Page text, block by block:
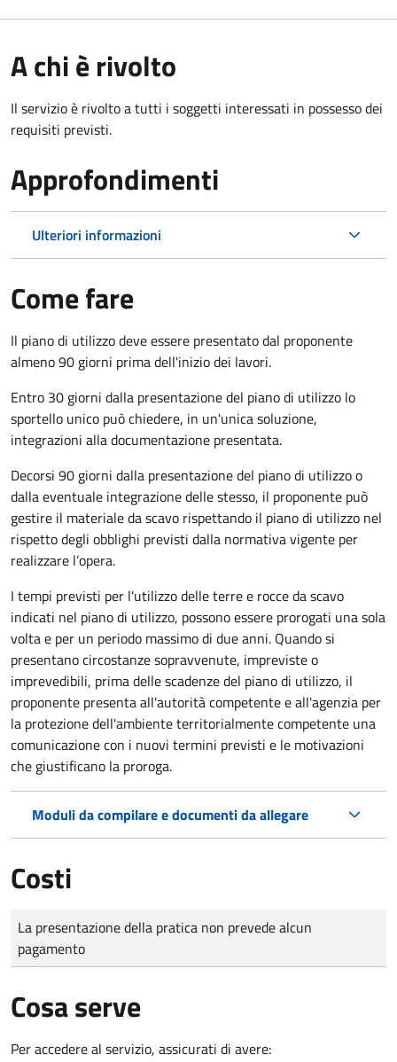
A chi è rivolto
Il servizio è rivolto a tutti i soggetti interessati in possesso dei
requisiti previsti.
Approfondimenti
Ulteriori informazioni
Come fare
Il piano di utilizzo deve essere presentato dal proponente
almeno 90 giorni prima dell'inizio dei lavori.
Entro 30 giorni dalla presentazione del piano di utilizzo lo
sportello unico può chiedere, in un'unica soluzione,
integrazioni alla documentazione presentata.
Decorsi 90 giorni dalla presentazione del piano di utilizzo o
dalla eventuale integrazione delle stesso, il proponente può
gestire il materiale da scavo rispettando il piano di utilizzo nel
rispetto degli obblighi previsti dalla normativa vigente per
realizzare l’opera.
I tempi previsti per l'utilizzo delle terre e rocce da scavo
indicati nel piano di utilizzo, possono essere prorogati una sola
volta e per un periodo massimo di due anni. Quando si
presentano circostanze sopravvenute, impreviste o
imprevedibili, prima delle scadenze del piano di utilizzo, il
proponente presenta all'autorità competente e all'agenzia per
la protezione dell'ambiente territorialmente competente una
comunicazione con i nuovi termini previsti e le motivazioni
che giustificano la proroga.
Moduli da compilare e documenti da allegare
Costi
Tipo di pagamento
Importo
La presentazione della pratica non prevede alcun
pagamento
Cosa serve
Per accedere al servizio, assicurati di avere: